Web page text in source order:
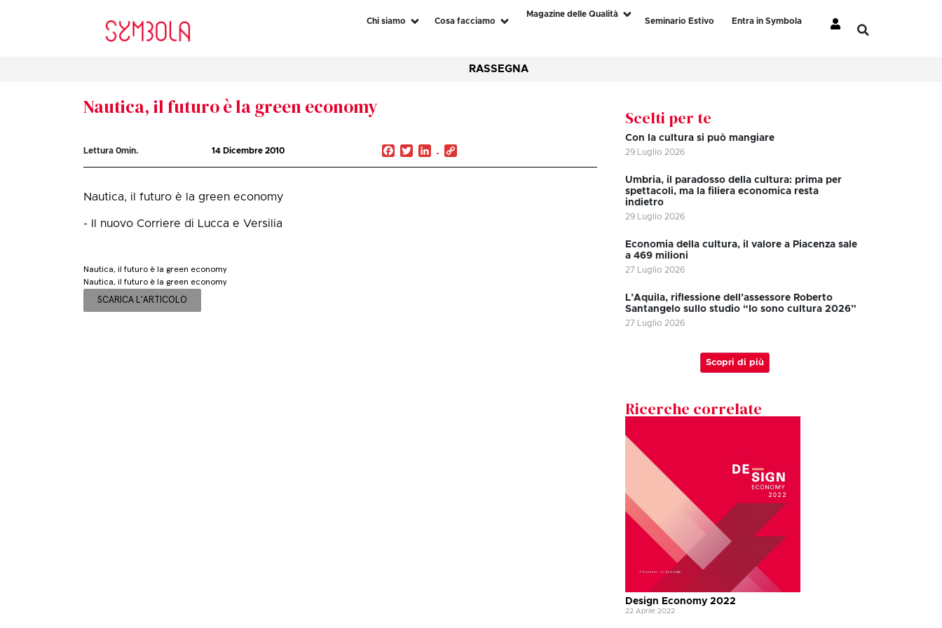
Chi siamo Cosa facciamo
Magazine delle Qualità
Seminario Estivo
Entra in Symbola
RASSEGNA
Nautica, il futuro è la green economy
Lettura0min. 14 Dicembre 2010 Facebook
TwitterLinkedIn
Nautica, il futuro è la green economy
- Il nuovo Corriere di Lucca e Versilia
Nautica, il futuro è la green economy
Nautica, il futuro è la green economy
SCARICA L'ARTICOLO
Scelti per te
Con la cultura si può mangiare
29 Luglio 2026
Umbria, il paradosso della cultura: prima per
spettacoli, ma la filiera economica resta
indietro
29 Luglio 2026
Economia della cultura, il valore a Piacenza sale
a 469 milioni
27 Luglio 2026
L’Aquila, riflessione dell’assessore Roberto
Santangelo sullo studio “Io sono cultura 2026”
27 Luglio 2026
Scopri di più
Ricerche correlate
Design Economy 2022
22 Aprile 2022